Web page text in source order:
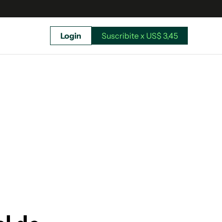
Login Suscribite x US$ 3,45